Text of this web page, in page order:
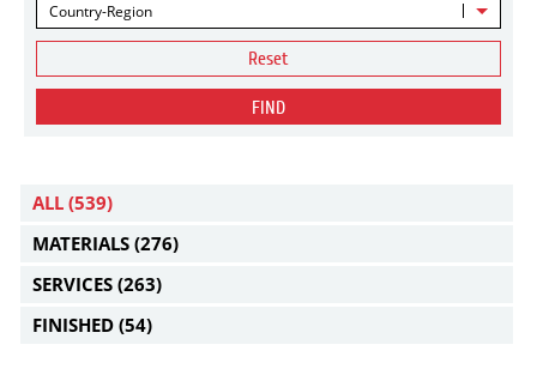
Country-Region
Reset
FIND
ALL (539)
MATERIALS (276)
SERVICES (263)
FINISHED (54)